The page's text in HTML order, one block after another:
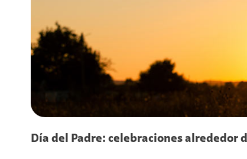
Día del Padre: celebraciones alrededor